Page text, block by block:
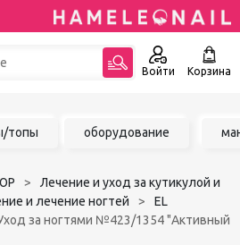
Войти Корзина
топы оборудование
Лечение и уход за кутикулой и
и лечение ногтей
EL
за ногтями №423/1354 "Активный